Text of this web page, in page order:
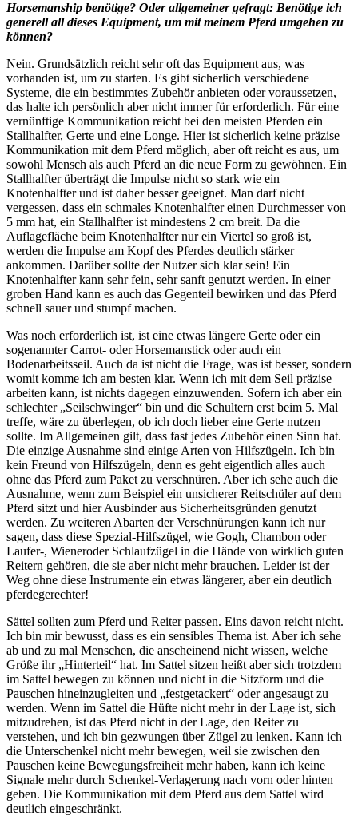
Horsemanship benötige? Oder allgemeiner gefragt: Benötige ich
generell all dieses Equipment, um mit meinem Pferd umgehen zu
können?
Nein. Grundsätzlich reicht sehr oft das Equipment aus, was
vorhanden ist, um zu starten. Es gibt sicherlich verschiedene
Systeme, die ein bestimmtes Zubehör anbieten oder voraussetzen,
das halte ich persönlich aber nicht immer für erforderlich. Für eine
vernünftige Kommunikation reicht bei den meisten Pferden ein
Stallhalfter, Gerte und eine Longe. Hier ist sicherlich keine präzise
Kommunikation mit dem Pferd möglich, aber oft reicht es aus, um
sowohl Mensch als auch Pferd an die neue Form zu gewöhnen. Ein
Stallhalfter überträgt die Impulse nicht so stark wie ein
Knotenhalfter und ist daher besser geeignet. Man darf nicht
vergessen, dass ein schmales Knotenhalfter einen Durchmesser von
5 mm hat, ein Stallhalfter ist mindestens 2 cm breit. Da die
Auflagefläche beim Knotenhalfter nur ein Viertel so groß ist,
werden die Impulse am Kopf des Pferdes deutlich stärker
ankommen. Darüber sollte der Nutzer sich klar sein! Ein
Knotenhalfter kann sehr fein, sehr sanft genutzt werden. In einer
groben Hand kann es auch das Gegenteil bewirken und das Pferd
schnell sauer und stumpf machen.
Was noch erforderlich ist, ist eine etwas längere Gerte oder ein
sogenannter Carrot- oder Horsemanstick oder auch ein
Bodenarbeitsseil. Auch da ist nicht die Frage, was ist besser, sondern
womit komme ich am besten klar. Wenn ich mit dem Seil präzise
arbeiten kann, ist nichts dagegen einzuwenden. Sofern ich aber ein
schlechter „Seilschwinger“ bin und die Schultern erst beim 5. Mal
treffe, wäre zu überlegen, ob ich doch lieber eine Gerte nutzen
sollte. Im Allgemeinen gilt, dass fast jedes Zubehör einen Sinn hat.
Die einzige Ausnahme sind einige Arten von Hilfszügeln. Ich bin
kein Freund von Hilfszügeln, denn es geht eigentlich alles auch
ohne das Pferd zum Paket zu verschnüren. Aber ich sehe auch die
Ausnahme, wenn zum Beispiel ein unsicherer Reitschüler auf dem
Pferd sitzt und hier Ausbinder aus Sicherheitsgründen genutzt
werden. Zu weiteren Abarten der Verschnürungen kann ich nur
sagen, dass diese Spezial-Hilfszügel, wie Gogh, Chambon oder
Laufer-, Wieneroder Schlaufzügel in die Hände von wirklich guten
Reitern gehören, die sie aber nicht mehr brauchen. Leider ist der
Weg ohne diese Instrumente ein etwas längerer, aber ein deutlich
pferdegerechter!
Sättel sollten zum Pferd und Reiter passen. Eins davon reicht nicht.
Ich bin mir bewusst, dass es ein sensibles Thema ist. Aber ich sehe
ab und zu mal Menschen, die anscheinend nicht wissen, welche
Größe ihr „Hinterteil“ hat. Im Sattel sitzen heißt aber sich trotzdem
im Sattel bewegen zu können und nicht in die Sitzform und die
Pauschen hineinzugleiten und „festgetackert“ oder angesaugt zu
werden. Wenn im Sattel die Hüfte nicht mehr in der Lage ist, sich
mitzudrehen, ist das Pferd nicht in der Lage, den Reiter zu
verstehen, und ich bin gezwungen über Zügel zu lenken. Kann ich
die Unterschenkel nicht mehr bewegen, weil sie zwischen den
Pauschen keine Bewegungsfreiheit mehr haben, kann ich keine
Signale mehr durch Schenkel-Verlagerung nach vorn oder hinten
geben. Die Kommunikation mit dem Pferd aus dem Sattel wird
deutlich eingeschränkt.